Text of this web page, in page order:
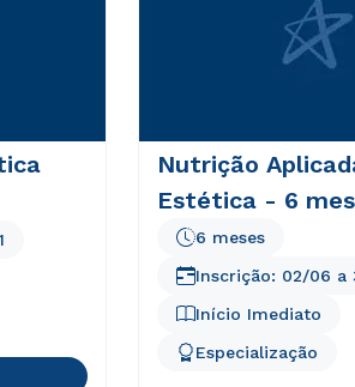
Nutrição
Estética - 6
Início Imediato
6 meses
Especialização
Inscrição: 02/06 a